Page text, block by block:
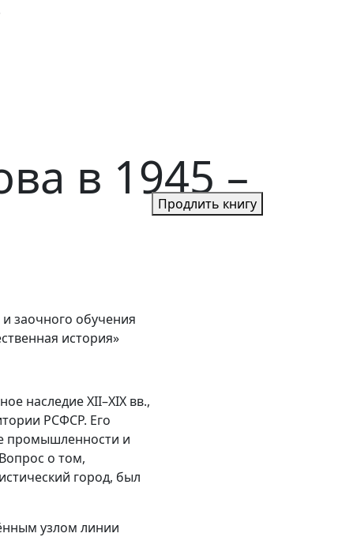
Продлить книгу
в 1945 –
заочного обучения
история»
наследие XII–XIX вв.,
РСФСР. Его
промышленности и
о том,
город, был
узлом линии